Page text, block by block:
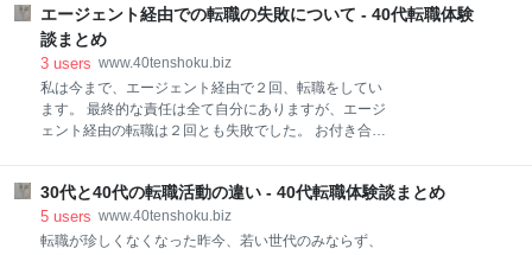
気持ちになったが、現実を直視するきっかけとなった
ので読んでよかったのだろう。 四十歳前後の人にとっ
ては、基本的な人事評価から出世の基準が乖離してい
くという本題以外に、プ
ちで生きていけばいいのか偉大な先達による手引きに
なっている。 坂の上の坂とは司馬遼太郎のシリーズ累
計1900万部以上の名著「坂の上の雲」がロールモデル
となった世代の後の”ポスト坂の上の雲世代”の壮年か
ら老年のあり方を比喩したフレーズ。 平均寿命で考え
ても、「坂の上の雲」の時代から約倍に増えたため、
下り坂を降りるのか、40代50代で意識を変えることで
上り坂を登る準備をしようというのが本書の趣旨とな
っている。 東大→リクルート→リクルートのフェロー
→
エージェント経由での転職の失敗について - 40代転職体験
談まとめ
3 users www.40tenshoku.biz
私は今まで、エージェント経由で２回、転職をしてい
ます。 最終的な責任は全て自分にありますが、エージ
ェント経由の転職は２回とも失敗でした。 お付き合い
バートウォルターズ等、大手に分類されるエージェン
トとも付き合い、その中の企業を介して転職に失敗し
たこともあります。 ２回とも失敗でしたが、具体的に
30代と40代の転職活動の違い - 40代転職体験談まとめ
5 users www.40tenshoku.biz
転職が珍しくなくなった昨今、若い世代のみならず、